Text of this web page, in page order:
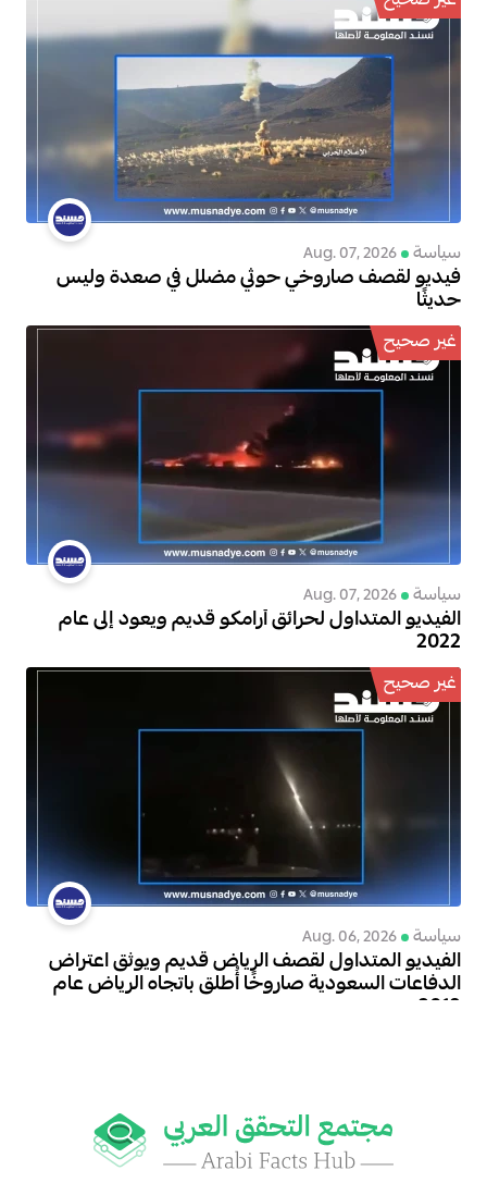
سياسة Aug. 07, 2026
فيديو لقصف صاروخي حوثي مضلل في صعدة وليس
حديثًا
غير صحيح
سياسة Aug. 07, 2026
الفيديو المتداول لحرائق أرامكو قديم ويعود إلى عام
2022
غير صحيح
سياسة Aug. 06, 2026
الفيديو المتداول لقصف الرياض قديم ويوثق اعتراض
الدفاعات السعودية صاروخًا أُطلق باتجاه الرياض عام
2018